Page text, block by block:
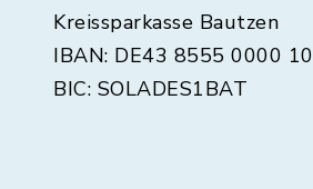
Kreissparkasse Bautzen
IBAN: DE43 8555 0000
BIC: SOLADES1BAT